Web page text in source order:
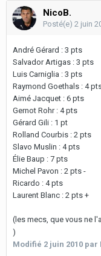
NicoB.
Posté(e) 2 juin
André Gérard : 3 pts
Salvador Artigas : 3 pts
Luis Carniglia : 3 pts
Raymond Goethals : 4
Aimé Jacquet : 6 pts
Gernot Rohr : 4 pts
Gérard Gili : 1 pt
Rolland Courbis : 2 pts
Slavo Muslin : 4 pts
Élie Baup : 7 pts
Michel Pavon : 2 pts -
Ricardo : 4 pts
Laurent Blanc : 2 pts +
(les mecs, que vous ne
)
Modifié 2 juin 2010 par